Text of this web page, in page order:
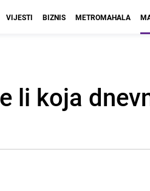
VIJESTI BIZNIS METROMAHALA
li koja